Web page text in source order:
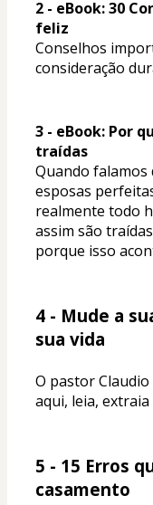
2 - eBook: 30
feliz
Conselhos
consideração
3 - eBook: Por
traídas
Quando falamos
esposas
realmente todo
assim são
porque isso
4 - Mude a
sua vida
O pastor
aqui, leia, extraia
5 - 15 Erros
casamento